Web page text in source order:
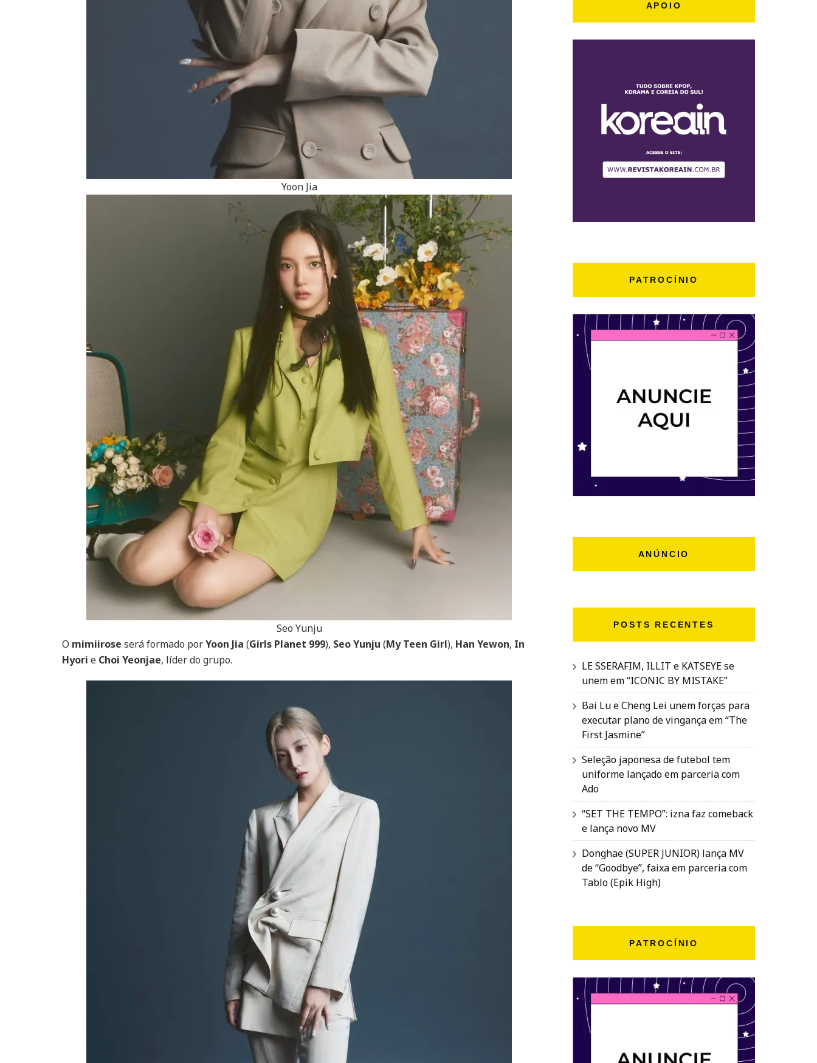
Yoon Jia
Seo Yunju
O mimiirose será formado porYoon Jia (Girls Planet 999), Seo Yunju (My Teen Girl), Han Yewon, In
Hyori e Choi Yeonjae, líder do grupo.
APOIO
PATROCÍNIO
ANÚNCIO
POSTS RECENTES
LE SSERAFIM, ILLIT e KATSEYE se
unem em “ICONIC BY MISTAKE”
Bai Lu e Cheng Lei unem forças para
executar plano de vingança em “The
First Jasmine”
Seleção japonesa de futebol tem
uniforme lançado em parceria com
Ado
“SET THE TEMPO”: izna faz comeback
e lança novo MV
Donghae (SUPER JUNIOR) lança MV
de “Goodbye”, faixa em parceria com
Tablo (Epik High)
PATROCÍNIO